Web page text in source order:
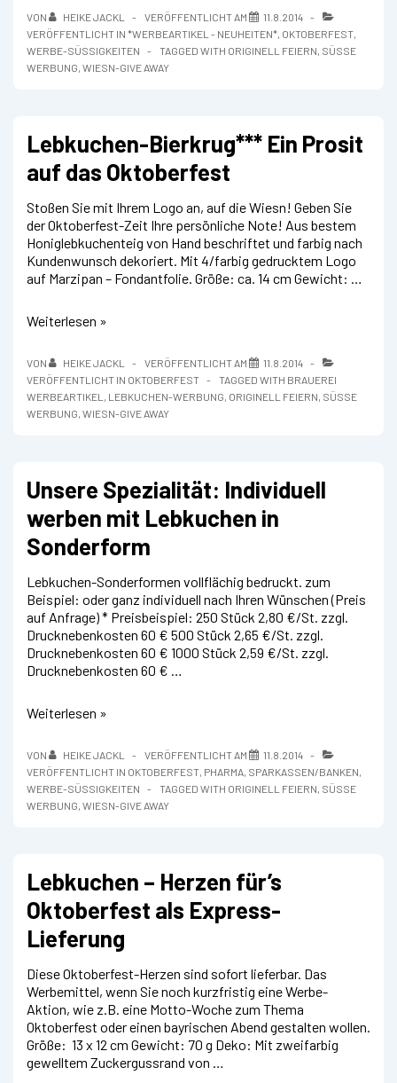
Standbeutel
mit
Karte
zum
VON HEIKE JACKL VERÖFFENTLICHT AM
11.8.2014
VERÖFFENTLICHT IN *WERBEARTIKEL - NEUHEITEN*, OKTOBERFEST,
WERBE-SÜSSIGKEITEN
TAGGED WITH ORIGINELL FEIERN, SÜSSE W
ERBUNG
, WIESN-GIVE AWAY
Lebkuchen-Bierkrug*** Ein Prosit
auf das Oktoberfest
Stoßen Sie mit Ihrem Logo an, auf die Wiesn! Geben Sie
der Oktoberfest-Zeit Ihre persönliche Note! Aus bestem
Honiglebkuchenteig von Hand beschriftet und farbig nach
Kundenwunsch dekoriert. Mit 4/farbig gedrucktem Logo
auf Marzipan – Fondantfolie. Größe: ca. 14 cm Gewicht: …
Lebkuchen-
Prosit
auf
das
Weiterlesen »
VON HEIKE JACKL VERÖFFENTLICHT AM
11.8.2014
VERÖFFENTLICHT IN OKTOBERFEST TAGGED WITH BRAUEREI
WERBEARTIKEL , LEBKUCHEN-WERBUNG, ORIGINELL FEIERN, SÜSSE W
ERBUNG
, WIESN-GIVE AWAY
Unsere Spezialität: Individuell
werben mit Lebkuchen in
Sonderform
Lebkuchen-Sonderformen vollflächig bedruckt. zum
Beispiel: oder ganz individuell nach Ihren Wünschen (Preis
auf Anfrage) * Preisbeispiel: 250 Stück 2,80 €/St. zzgl.
Drucknebenkosten 60 € 500 Stück 2,65 €/St. zzgl.
Drucknebenkosten 60 € 1000 Stück 2,59 €/St. zzgl.
Drucknebenkosten 60 € …
Unsere
Individuell
werben
mit
Lebkuchen
Weiterlesen »
VON HEIKE JACKL VERÖFFENTLICHT AM
11.8.2014
VERÖFFENTLICHT IN OKTOBERFEST, PHARMA, SPARKASSEN/BANKEN,
WERBE-SÜSSIGKEITEN
TAGGED WITH ORIGINELL FEIERN, SÜSSE W
ERBUNG
, WIESN-GIVE AWAY
Lebkuchen – Herzen für’s
Oktoberfest als Express-
Lieferung
Diese Oktoberfest-Herzen sind sofort lieferbar. Das
Werbemittel, wenn Sie noch kurzfristig eine Werbe-
Aktion, wie z.B. eine Motto-Woche zum Thema
Oktoberfest oder einen bayrischen Abend gestalten wollen.
Größe: 13 x 12 cm Gewicht: 70 g Deko: Mit zweifarbig
gewelltem Zuckergussrand von …